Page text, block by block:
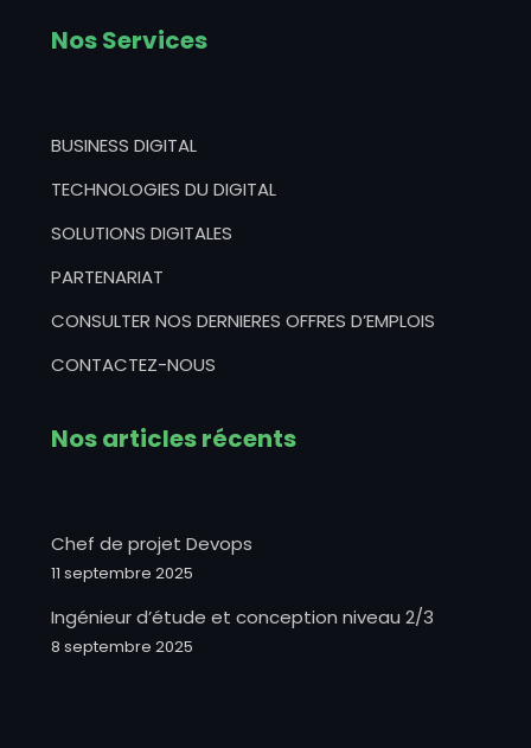
Nos Services
BUSINESS DIGITAL
TECHNOLOGIES DU DIGITAL
SOLUTIONS DIGITALES
PARTENARIAT
CONSULTER NOS DERNIERES OFFRES D’EMPLOIS
CONTACTEZ-NOUS
Nos articles récents
Chef de projet Devops
11 septembre 2025
Ingénieur d’étude et conception niveau 2/3
8 septembre 2025